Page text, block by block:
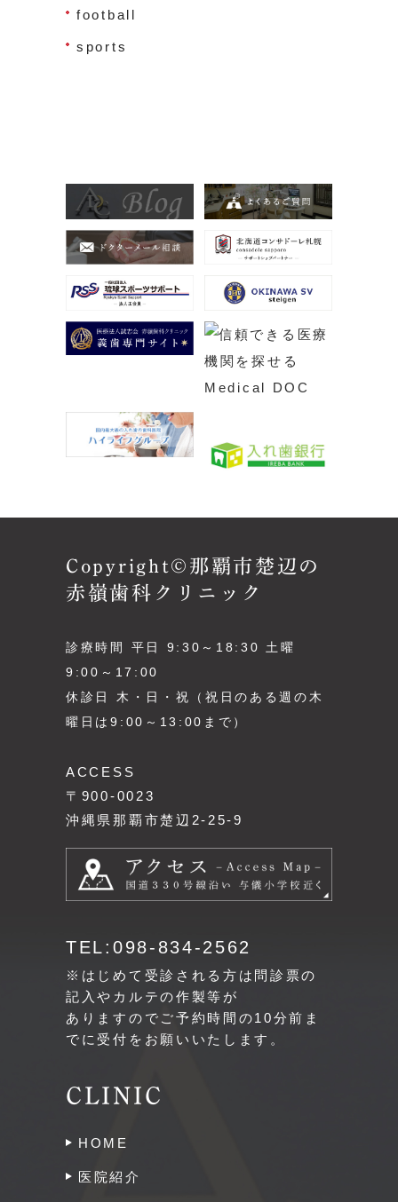
football
sports
Copyright©那覇市楚辺の
赤嶺歯科クリニック
診療時間 平日 9:30～18:30 土曜
9:00～17:00
休診日 木・日・祝（祝日のある週の木
曜日は9:00～13:00まで）
ACCESS
〒900-0023
沖縄県那覇市楚辺2-25-9
TEL:098-834-2562
※はじめて受診される方は問診票の
記入やカルテの作製等が
ありますのでご予約時間の10分前ま
でに受付をお願いいたします。
CLINIC
HOME
医院紹介